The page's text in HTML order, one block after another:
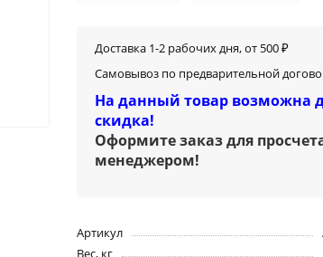
Доставка 1-2 рабочих дня, от 500 ₽
Самовывоз по предварительной
На данный товар возможна
скидка!
Оформите заказ для
менеджером!
Артикул
Вес, кг